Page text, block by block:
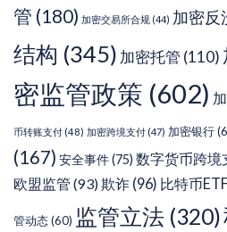
管 (180) 加密交易所合规 (44) 加密反
结构 (345) 加密托管 (110)
密监管政策 (602)
币转账支付 (48) 加密跨境支付 (47) 加密银行
(167) 安全事件(75) 数字货币跨境
欧盟监管 (93)欺诈 (96) 比特币
管动态(60) 监管立法 (320)